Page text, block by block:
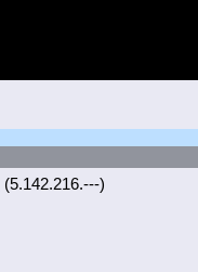
(5.142.216.---)